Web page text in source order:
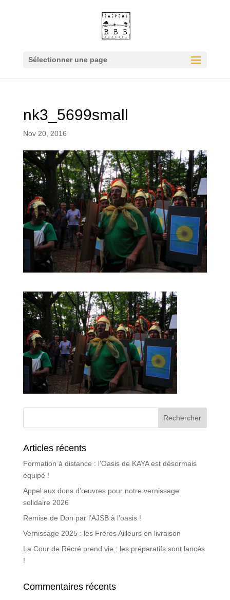
Sélectionner une page
nk3_5699small
Nov 20, 2016
Articles récents
Formation à distance : l’Oasis de KAYA est désormais
équipé !
Appel aux dons d’œuvres pour notre vernissage
solidaire 2026
Remise de Don par l’AJSB à l’oasis !
Vernissage 2025 : les Frères Ailleurs en livraison
La Cour de Récré prend vie : les préparatifs sont lancés
!
Commentaires récents